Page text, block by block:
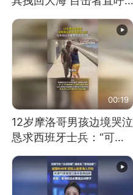
消息）
00:19
12岁摩洛哥男孩边境哭泣
恳求西班牙士兵：“可不